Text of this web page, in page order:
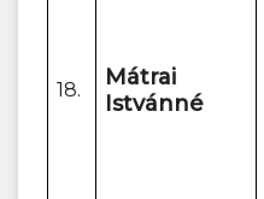
18.
Mátrai
Istvánné